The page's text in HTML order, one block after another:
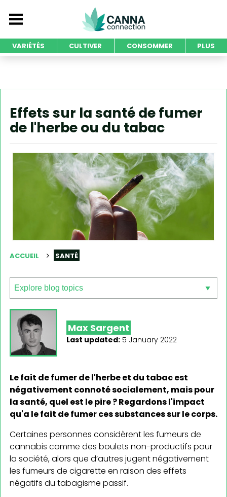
VARIÉTÉS CULTIVER CONSOMMER PLUS
Effets sur la santé de fumer
de l'herbe ou du tabac
ACCUEIL SANTÉ
Max Sargent
Last updated: 5 January 2022
Le fait de fumer de l'herbe et du tabac est
négativement connoté socialement, mais pour
la santé, quel est le pire ? Regardons l'impact
qu'a le fait de fumer ces substances sur le corps.
Certaines personnes considèrent les fumeurs de
cannabis comme des boulets non-productifs pour
la société, alors que d’autres jugent négativement
les fumeurs de cigarette en raison des effets
négatifs du tabagisme passif.